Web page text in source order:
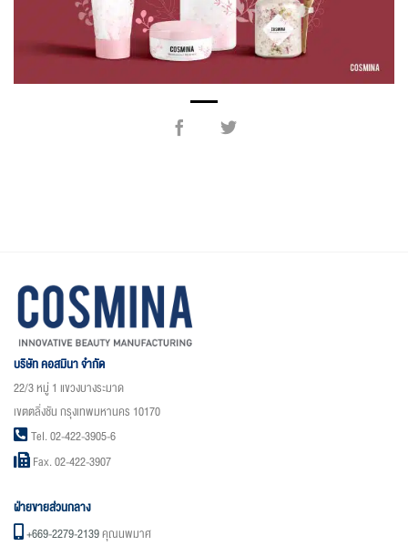
บริษัท คอสมินา จำกัด
22/3 หมู่ 1 แขวงบางระมาด
เขตตลิ่งชัน กรุงเทพมหานคร 10170
Tel. 02-422-3905-6
Fax. 02-422-3907
ฝ่ายขายส่วนกลาง
+669-2279-2139คุณนพมาศ